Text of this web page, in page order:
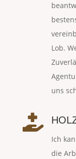
Lob.
uns

Ich
die